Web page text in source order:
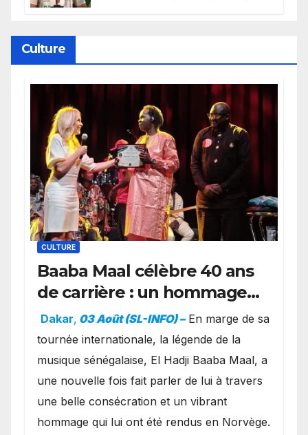
Culture
CULTURE
Baaba Maal célèbre 40 ans
de carrière : un hommage
exceptionnel à Oslo en
présence de la famille
royale.
Dakar, 03 Août (SL-INFO) – ​En marge de sa
tournée internationale, la légende de la
musique sénégalaise, El Hadji Baaba Maal, a
une nouvelle fois fait parler de lui à travers
une belle consécration et un vibrant
hommage qui lui ont été rendus en Norvège.